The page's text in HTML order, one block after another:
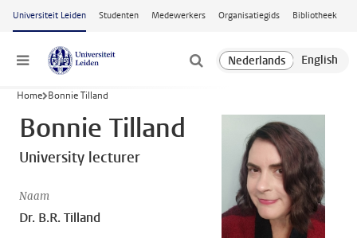
Ga naar hoofdinhoud
Universiteit Leiden Studenten Medewerkers Organisatiegids Bibliotheek
Menu
Home Bonnie Tilland
Bonnie Tilland
University lecturer
Naam
Dr. B.R. Tilland